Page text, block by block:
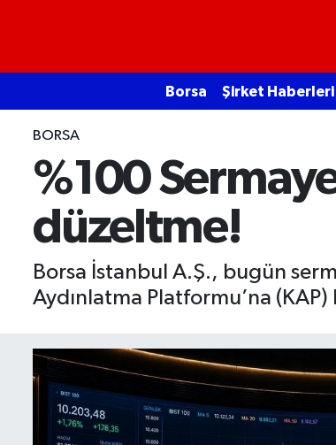
Borsa Şirket Haberleri
BORSA
%100
düzeltme!
Borsa İstanbul A.Ş., bugün
Aydınlatma Platformu’na
Ekonomi
Emtia
Gündem
Bitcoin
Borsa Gundem
BIST 100 Isı Haritası